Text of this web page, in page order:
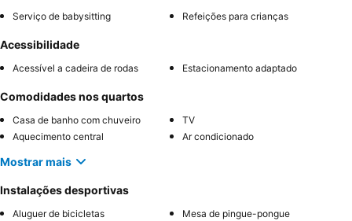
Serviço de babysitting Refeições para crianças
Acessibilidade
Acessível a cadeira de rodas Estacionamento adaptado
Comodidades nos quartos
Casa de banho com chuveiro
TV
Aquecimento central
Ar condicionado
Mostrar mais
Instalações desportivas
Aluguer de bicicletas Mesa de pingue-pongue